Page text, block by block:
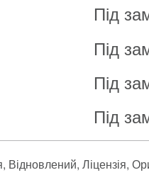
Під
Під
Під
Під
Відновлений Ліцензія